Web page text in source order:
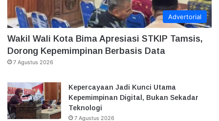
Advertorial
Wakil Wali Kota Bima Apresiasi STKIP Tamsis,
Dorong Kepemimpinan Berbasis Data
7 Agustus 2026
Kepercayaan Jadi Kunci Utama
Kepemimpinan Digital, Bukan Sekadar
Teknologi
7 Agustus 2026